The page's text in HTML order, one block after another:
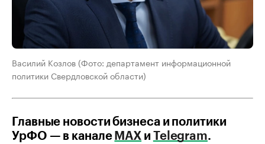
Василий Козлов (Фото: департамент информационной
политики Свердловской области)
Главные новости бизнеса и политики
УрФО — в канале МАХ и Telegram.